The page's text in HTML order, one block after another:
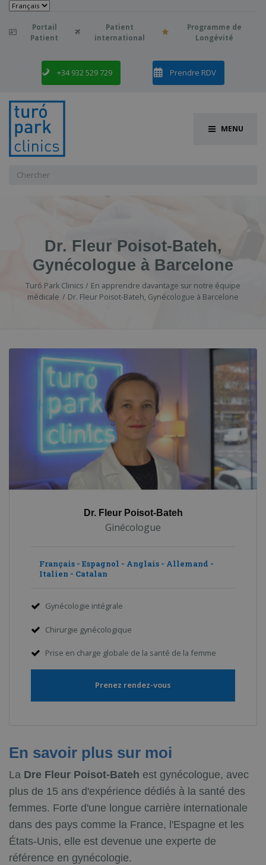
Choisir

Portail
Patient
Patient
international
Programme de
Longévité
+34 932 529 729 Prendre RDV
MENU
Chercher
Dr. Fleur Poisot-Bateh,
Gynécologue à Barcelone
Turó Park Clinics
En apprendre davantage sur notre équipe
médicale
Dr. Fleur Poisot-Bateh, Gynécologue à Barcelone
Dr. Fleur Poisot-Bateh
Ginécologue
Français - Espagnol - Anglais - Allemand -
Italien - Catalan
Gynécologie intégrale
Chirurgie gynécologique
Prise en charge globale de la santé de la femme
Prenez rendez-vous
En savoir plus sur moi
La Dre Fleur Poisot-Bateh est gynécologue, avec
plus de 15 ans d'expérience dédiés à la santé des
femmes. Forte d'une longue carrière internationale
dans des pays comme la France, l'Espagne et les
États-Unis, elle est devenue une experte de
référence en gynécologie.